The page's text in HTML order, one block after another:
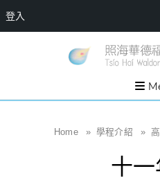
登入
生態
Home » 學程介紹 »
十